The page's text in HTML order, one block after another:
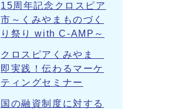
15周年記念クロスピア
市～くみやまものづく
り祭り with C-AMP～
クロスピアくみやま
即実践！伝わるマーケ
ティングセミナー
国の融資制度に対する